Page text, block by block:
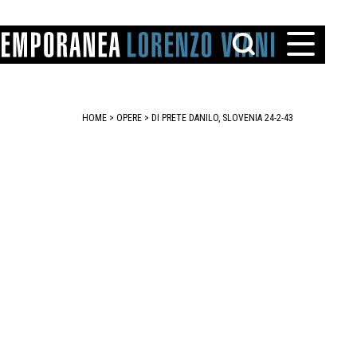
HOME > OPERE > DI PRETE DANILO, SLOVENIA 24-2-43